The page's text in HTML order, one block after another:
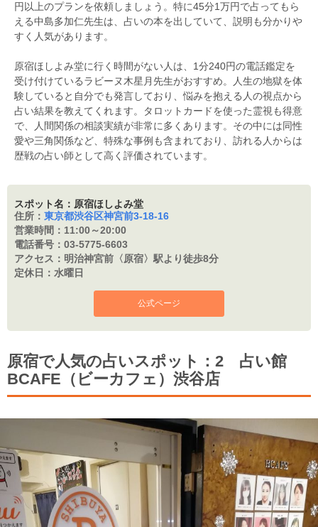
円以上のプランを依頼しましょう。特に45分1万円で占ってもら
える中島多加仁先生は、占いの本を出していて、説明も分かりや
すく人気があります。
原宿ほしよみ堂に行く時間がない人は、1分240円の電話鑑定を
受け付けているラビーヌ木星月先生がおすすめ。人生の地獄を体
験していると自分でも発言しており、悩みを抱える人の視点から
占い結果を教えてくれます。タロットカードを使った霊視も得意
で、人間関係の相談実績が非常に多くあります。その中には同性
愛や三角関係など、特殊な事例も含まれており、訪れる人からは
歴戦の占い師として高く評価されています。
スポット名：原宿ほしよみ堂
住所： 東京都渋谷区神宮前3-18-16
営業時間： 11:00～20:00
電話番号： 03-5775-6603
アクセス： 明治神宮前〈原宿〉駅より徒歩8分
定休日： 水曜日
公式ページ
原宿で人気の占いスポット：2 占い館
BCAFE（ビーカフェ）渋谷店